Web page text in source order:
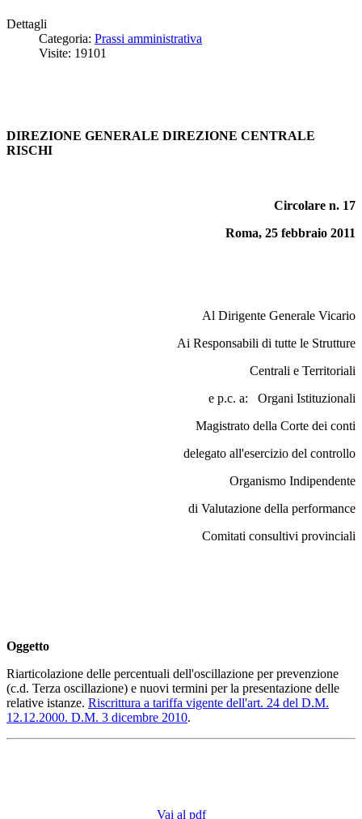
Dettagli
Categoria: Prassi amministrativa
Visite: 19101
DIREZIONE GENERALE DIREZIONE CENTRALE
RISCHI
Circolare n. 17
Roma, 25 febbraio 2011
Al Dirigente Generale Vicario
Ai Responsabili di tutte le Strutture
Centrali e Territoriali
e p.c. a: Organi Istituzionali
Magistrato della Corte dei conti
delegato all'esercizio del controllo
Organismo Indipendente
di Valutazione della performance
Comitati consultivi provinciali
Oggetto
Riarticolazione delle percentuali dell'oscillazione per prevenzione
(c.d. Terza oscillazione) e nuovi termini per la presentazione delle
relative istanze. Riscrittura a tariffa vigente dell'art. 24 del D.M.
12.12.2000. D.M. 3 dicembre 2010.
Vai al pdf